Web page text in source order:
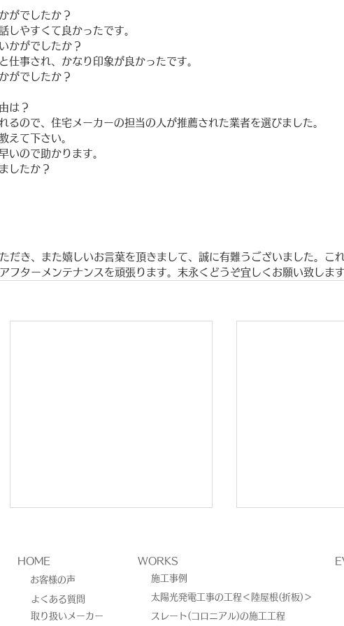
がでしたか？
しやすくて良かったです。
かがでしたか？
仕事され、かなり印象が良かったです。
がでしたか？
は？
るので、住宅メーカーの担当の人が推薦された業者を選びました。
えて下さい。
いので助かります。
したか？
だき、また嬉しいお言葉を頂きまして、誠に有難うございました。こ
フターメンテナンスを頑張ります。末永くどうぞ宜しくお願い致します
HOME
お客様の声
よくある質問
取り扱いメーカー
WORKS
施工事例
太陽光発電工事の工程＜陸屋根(折板)＞
スレート(コロニアル)の施工工程